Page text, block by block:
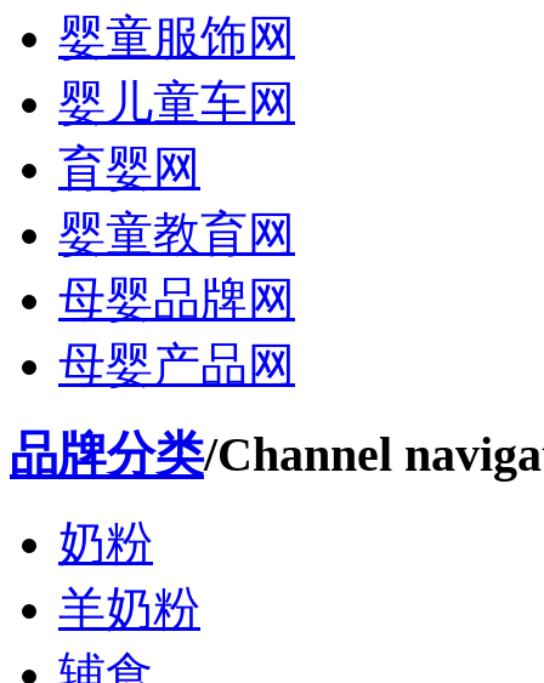
婴童服饰网
婴儿童车网
育婴网
婴童教育网
母婴品牌网
母婴产品网
品牌分类/Channel
奶粉
羊奶粉